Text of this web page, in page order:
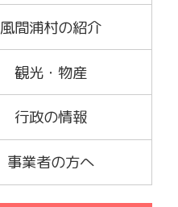
風間浦村の紹介
観光・物産
行政の情報
事業者の方へ